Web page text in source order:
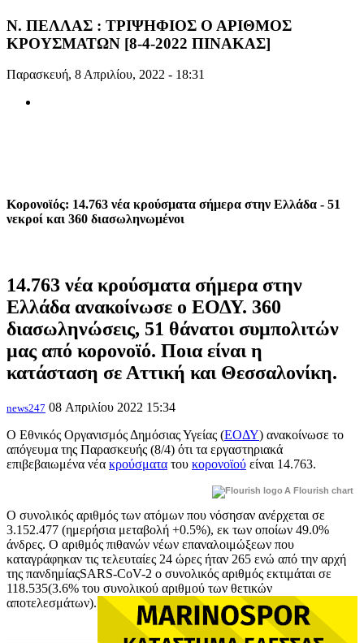
Ν. ΠΕΛΛΑΣ : ΤΡΙΨΗΦΙΟΣ Ο ΑΡΙΘΜΟΣ
ΚΡΟΥΣΜΑΤΩΝ [8-4-2022 ΠΙΝΑΚΑΣ]
Παρασκευή, 8 Απριλίου, 2022 - 18:31
Κορονοϊός: 14.763 νέα κρούσματα σήμερα στην Ελλάδα - 51
νεκροί και 360 διασωληνωμένοι
14.763 νέα κρούσματα σήμερα στην
Ελλάδα ανακοίνωσε ο ΕΟΔΥ. 360
διασωληνώσεις, 51 θάνατοι συμπολιτών
μας από κορονοϊό. Ποια είναι η
κατάσταση σε Αττική και Θεσσαλονίκη.
news247 08 Απριλίου 2022 15:34
Ο Εθνικός Οργανισμός Δημόσιας Υγείας (ΕΟΔΥ) ανακοίνωσε το
απόγευμα της Παρασκευής (8/4) ότι τα εργαστηριακά
επιβεβαιωμένα νέα κρούσματα του κορονοϊού είναι 14.763.
A Flourish chart
Ο συνολικός αριθμός των ατόμων που νόσησαν ανέρχεται σε
3.152.477 (ημερήσια μεταβολή +0.5%), εκ των οποίων 49.0%
άνδρες. Ο αριθμός πιθανών νέων επαναλοιμώξεων που
καταγράφηκαν τις τελευταίες 24 ώρες ήταν 265 ενώ από την αρχή
της πανδημίαςSARS-CoV-2 ο συνολικός αριθμός εκτιμάται σε
118.535(3.6% του συνολικού αριθμού των θετικών
αποτελεσμάτων).